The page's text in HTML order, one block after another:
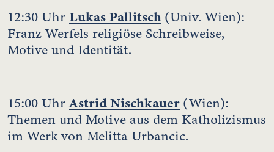
12:30 Uhr Lukas Pallitsch (Univ. Wien):
Franz Werfels religiöse Schreibweise,
Motive und Identität.
15:00 UhrAstrid Nischkauer (Wien):
Themen und Motive aus dem Katholizismus
im Werk von Melitta Urbancic.